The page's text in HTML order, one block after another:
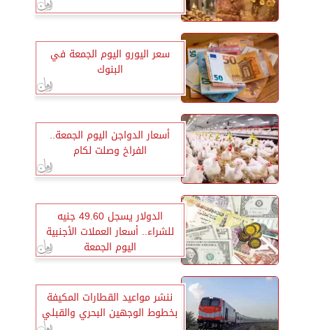
سعر اليورو اليوم الجمعة في
البنوك
أسعار الدواجن اليوم الجمعة..
الفراخ وصلت لكام
الدولار يسجل 49.60 جنيه
للشراء.. أسعار العملات الأجنبية
اليوم الجمعة
ننشر مواعيد القطارات المكيفة
بخطوط الوجهين البحري والقبلي